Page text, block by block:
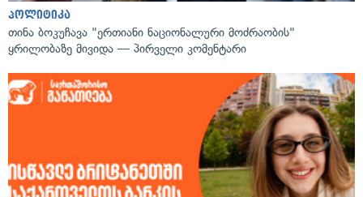
პოლიტიკა
თინა ბოკუჩავა "ერთიანი ნაციონალური მოძრაობის"
ყრილობაზე მივიდა — პირველი კომენტარი